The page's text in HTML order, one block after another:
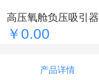
高压氧舱负压吸引器
￥0.00
产品详情